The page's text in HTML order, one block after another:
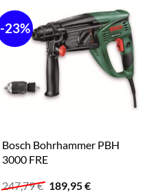
-23%
Bosch Bohrhammer PBH
3000 FRE
247,79€ Ursprünglicher
189,95€Aktueller